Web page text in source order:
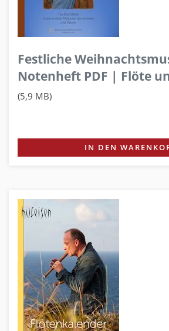
Festliche
Notenheft PDF | Flöte
(5,9 MB)
IN DEN